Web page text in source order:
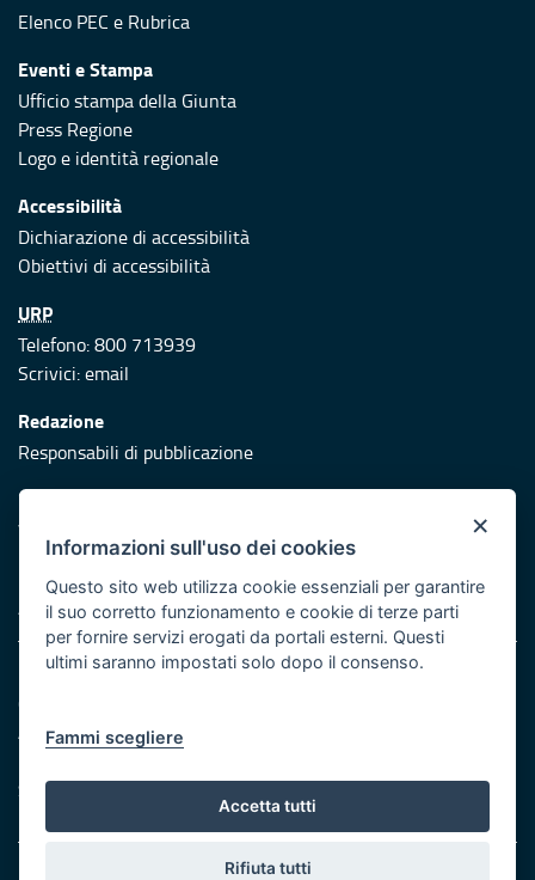
Elenco PEC e Rubrica
Eventi e Stampa
Ufficio stampa della Giunta
Press Regione
Logo e identità regionale
Accessibilità
Dichiarazione di accessibilità
Obiettivi di accessibilità
URP
Telefono: 800 713939
Scrivici:email
Redazione
Responsabili di pubblicazione
Protezione civile
Vai al sito di Protezione Civile Puglia
Iniziativa finanziata con risorse del POR Puglia 2014/2020 -
Asse XI
Note legali
Cookie e privacy
Atti di notifica
Servizi Intranet
×
Informazioni sull'uso dei cookies
Questo sito web utilizza cookie essenziali per garantire
il suo corretto funzionamento e cookie di terze parti
per fornire servizi erogati da portali esterni. Questi
ultimi saranno impostati solo dopo il consenso.
Fammi scegliere
Accetta tutti
Rifiuta tutti